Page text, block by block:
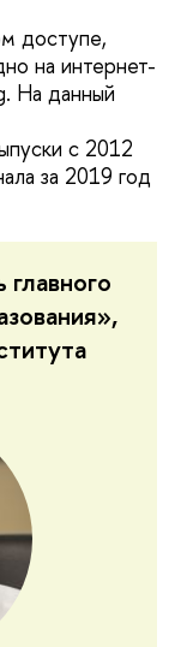
доступе,
на интернет-
На данный
с 2012
за 2019 год